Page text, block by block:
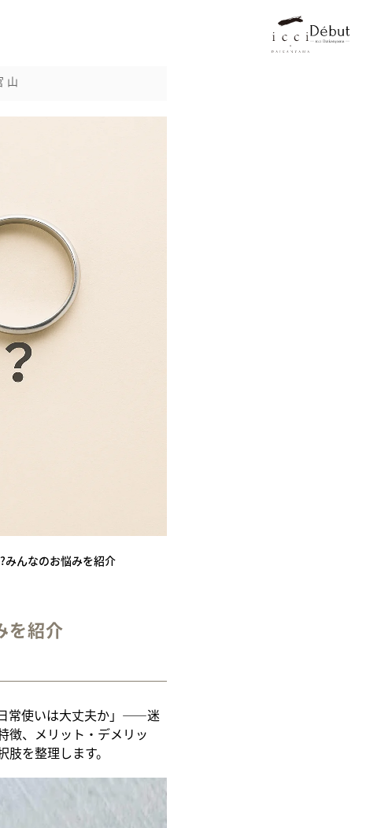
山
みんなのお悩みを紹介
を紹介
常使いは大丈夫か」——迷
徴、メリット・デメリッ
を整理します。